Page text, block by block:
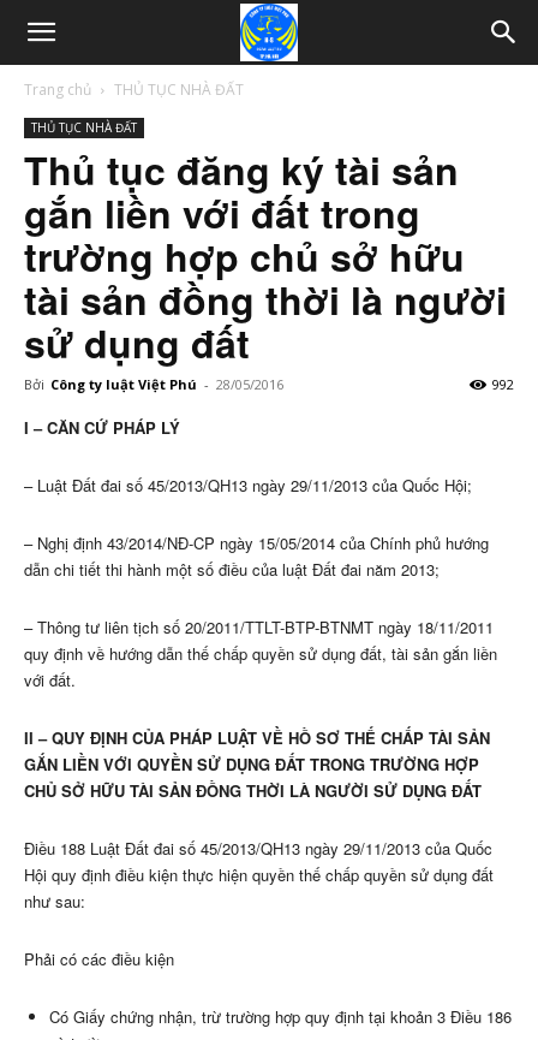
Trang chủ THỦ TỤC NHÀ ĐẤT
THỦ TỤC NHÀ ĐẤT
Thủ tục đăng ký tài sản
gắn liền với đất trong
trường hợp chủ sở hữu
tài sản đồng thời là người
sử dụng đất
Bởi Công ty luật Việt Phú - 28/05/2016 992
I – CĂN CỨ PHÁP LÝ
– Luật Đất đai số 45/2013/QH13 ngày 29/11/2013 của Quốc Hội;
– Nghị định 43/2014/NĐ-CP ngày 15/05/2014 của Chính phủ hướng
dẫn chi tiết thi hành một số điều của luật Đất đai năm 2013;
– Thông tư liên tịch số 20/2011/TTLT-BTP-BTNMT ngày 18/11/2011
quy định về hướng dẫn thế chấp quyền sử dụng đất, tài sản gắn liền
với đất.
II – QUY ĐỊNH CỦA PHÁP LUẬT VỀ HỒ SƠ THẾ CHẤP TÀI SẢN
GẮN LIỀN VỚI QUYỀN SỬ DỤNG ĐẤT TRONG TRƯỜNG HỢP
CHỦ SỞ HỮU TÀI SẢN ĐỒNG THỜI LÀ NGƯỜI SỬ DỤNG ĐẤT
Điều 188 Luật Đất đai số 45/2013/QH13 ngày 29/11/2013 của Quốc
Hội quy định điều kiện thực hiện quyền thế chấp quyền sử dụng đất
như sau:
Phải có các điều kiện
Có Giấy chứng nhận, trừ trường hợp quy định tại khoản 3 Điều 186